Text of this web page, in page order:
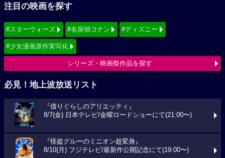
注目の映画を探す
#スターウォーズ #名探偵コナン #ディズニー
#少女漫画原作実写化
シリーズ・映画祭作品を探す
必見！地上波放送リスト
『借りぐらしのアリエッティ』
8/7(金) 日本テレビ/金曜ロードショーにて(21:00〜)
『怪盗グルーのミニオン超変身』
8/10(月) フジテレビ/最新作公開記念にて(19:00〜)